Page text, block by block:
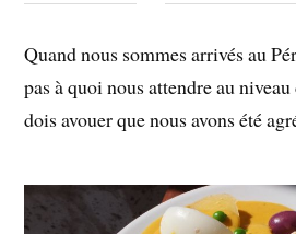
Quand nous sommes arrivés au
pas à quoi nous attendre au
dois avouer que nous avons été